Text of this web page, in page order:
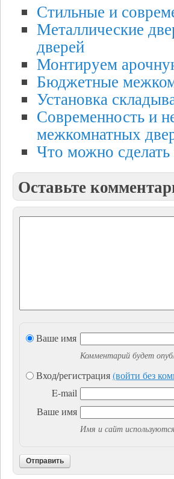
Стильные и
Металлические
дверей
Монтируем
Бюджетные
Установка
Современность и
межкомнатных
Что можно
Оставьте
Ваше имя
Комментарий будет
Вход/регистрация(войти без
E-mail
Ваше имя
Имя и сайт
Отправить